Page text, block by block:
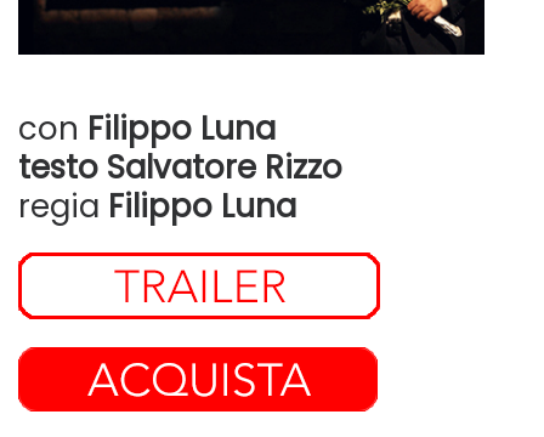
con Filippo Luna
testo Salvatore Rizzo
regia Filippo Luna